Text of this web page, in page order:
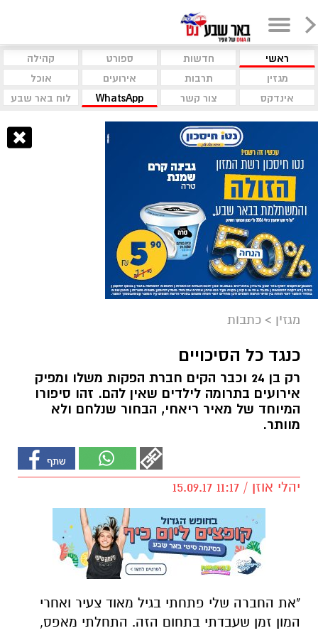
ראשי חדשות ספורט
קהילה
מגזין
תרבות אירועים
אוכל
אינדקס
צור קשר WhatsApp לוח באר שבע
מגזין > כתבות
כנגד כל הסיכויים
רק בן 24 וכבר הקים חברת הפקות משלו ומפיק
אירועים בתרומה לילדים שאין להם. זהו סיפורו
המיוחד של מאיר ריאחי, הבחור שנלחם ולא
מוותר.
יהלי אוזן / 11:17 15.09.17
"את החברה שלי פתחתי בגיל מאוד צעיר ואחרי
המון זמן שעבדתי בתחום הזה. התחלתי מאפס,